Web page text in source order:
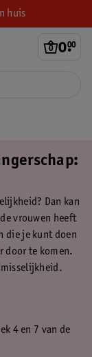
huis
0.
00
Dan kan
vrouwen heeft
die je kunt doen
door te komen.
4 en 7 van de